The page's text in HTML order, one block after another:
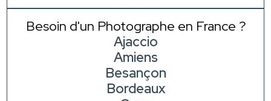
Besoin d'un Photographe en France ?
Ajaccio
Amiens
Besançon
Bordeaux